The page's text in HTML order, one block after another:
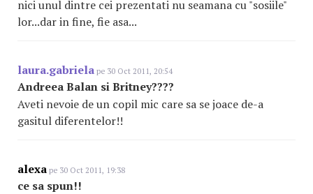
nici unul dintre cei prezentati nu seamana cu "sosiile"
lor...dar in fine, fie asa...
laura.gabriela pe 30 Oct 2011, 20:54
Andreea Balan si Britney????
Aveti nevoie de un copil mic care sa se joace de-a
gasitul diferentelor!!
alexa pe 30 Oct 2011, 19:38
ce sa spun!!